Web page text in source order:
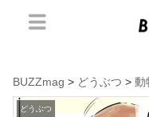
BUZZmag > どうぶつ > 動
どうぶつ